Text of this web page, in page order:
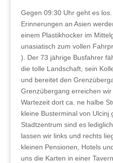
Gegen 09:30 Uhr geht es
Erinnerungen an Asien
einem Plastikhocker im
unasiatisch zum vollen
). Der 73 jährige Busfahrer
die tolle Landschaft, sein
und bereitet den
Grenzübergang erreichen wir
Wartezeit dort ca. ne halbe
kleine Busterminal von Ulcinj
Stadtzentrum sind es
lassen wir links und rechts
kleinen Pensionen, Hotels
uns die Karten in einer